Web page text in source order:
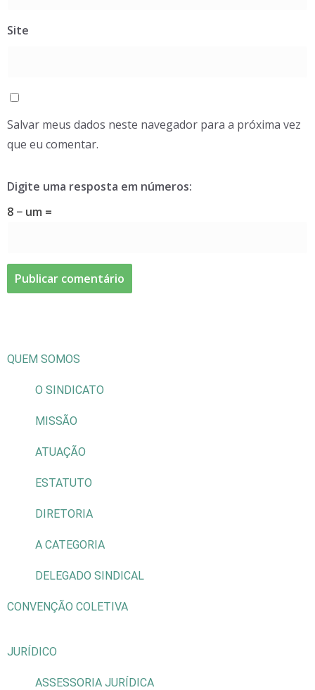
Site
Salvar meus dados neste navegador para a próxima vez
que eu comentar.
Digite uma resposta em números:
8 − um =
QUEM SOMOS
O SINDICATO
MISSÃO
ATUAÇÃO
ESTATUTO
DIRETORIA
A CATEGORIA
DELEGADO SINDICAL
CONVENÇÃO COLETIVA
JURÍDICO
ASSESSORIA JURÍDICA